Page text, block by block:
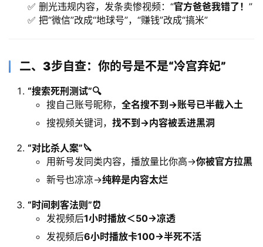
✅ 删光违规内容，发条卖惨视频：“官方爸爸我错了！​ ”
✅ 把“微信”改成“地球号”，“赚钱”改成“搞米”
二、 3步自查：你的号是不是“冷宫弃妃”​
​“搜索死刑测试”🔍
搜自己账号昵称，​ 全名搜不到→账号已半截入土
搜视频关键词，​ 找不到→内容被丢进黑洞
​“对比杀人案”🔪
用新号发同类内容，播放量比你高→你被官方拉黑
新号也凉凉→纯粹是内容太烂
​“时间刺客法则”⏰
发视频后1小时播放＜50→凉透
发视频后6小时播放卡100→半死不活